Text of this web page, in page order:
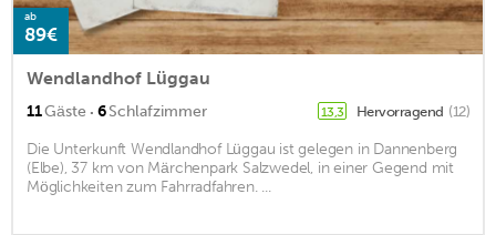
ab
89€
Wendlandhof Lüggau
11Gäste · 6Schlafzimmer 13,3 Hervorragend (12)
Die Unterkunft Wendlandhof Lüggau ist gelegen in Dannenberg
(Elbe), 37 km von Märchenpark Salzwedel, in einer Gegend mit
Möglichkeiten zum Fahrradfahren. ...